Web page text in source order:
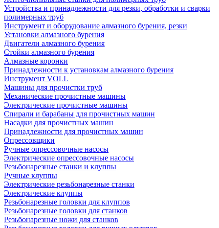
Устройства и принадлежности для резки, обработки и сварки
полимерных труб
Инструмент и оборудование алмазного бурения, резки
Установки алмазного бурения
Двигатели алмазного бурения
Стойки алмазного бурения
Алмазные коронки
Принадлежности к установкам алмазного бурения
Инструмент VOLL
Машины для прочистки труб
Механические прочистные машины
Электрические прочистные машины
Спирали и барабаны для прочистных машин
Насадки для прочистных машин
Принадлежности для прочистных машин
Опрессовщики
Ручные опрессовочные насосы
Электрические опрессовочные насосы
Резьбонарезные станки и клуппы
Ручные клуппы
Электрические резьбонарезные станки
Электрические клуппы
Резьбонарезные головки для клуппов
Резьбонарезные головки для станков
Резьбонарезные ножи для станков